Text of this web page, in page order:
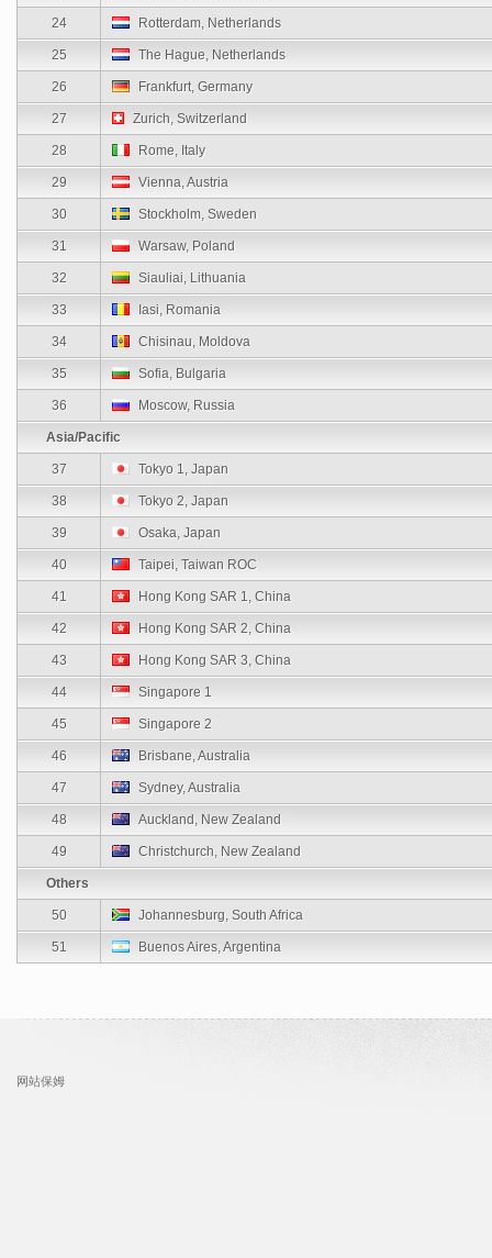
24 Rotterdam, Netherlands
25 The Hague, Netherlands
26 Frankfurt, Germany
27 Zurich, Switzerland
28 Rome, Italy
29 Vienna, Austria
30 Stockholm, Sweden
31 Warsaw, Poland
32 Siauliai, Lithuania
33 Iasi, Romania
34 Chisinau, Moldova
35 Sofia, Bulgaria
36 Moscow, Russia
Asia/Pacific
37 Tokyo 1, Japan
38 Tokyo 2, Japan
39 Osaka, Japan
40 Taipei, Taiwan ROC
41 Hong Kong SAR 1, China
42 Hong Kong SAR 2, China
43 Hong Kong SAR 3, China
44 Singapore 1
45 Singapore 2
46 Brisbane, Australia
47 Sydney, Australia
48 Auckland, New Zealand
49 Christchurch, New Zealand
Others
50 Johannesburg, South Africa
51 Buenos Aires, Argentina
网站保姆